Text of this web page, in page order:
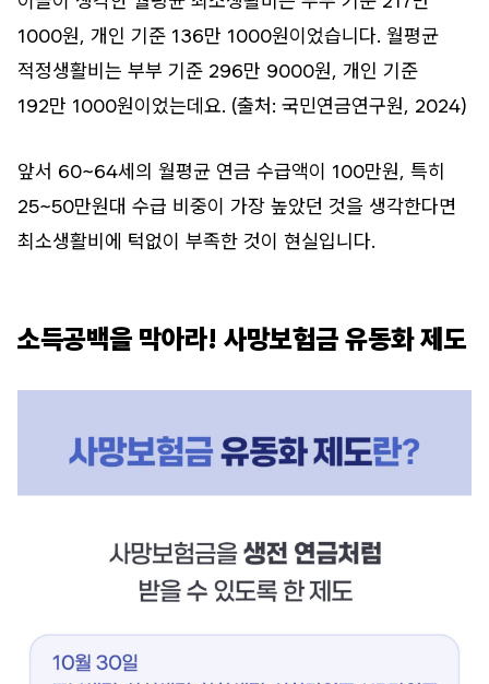
1000원, 개인 기준 136만 1000원이었습니다. 월평균
적정생활비는 부부 기준 296만 9000원, 개인 기준
192만 1000원이었는데요. (출처: 국민연금연구원, 2024)
앞서 60~64세의 월평균 연금 수급액이 100만원, 특히
25~50만원대 수급 비중이 가장 높았던 것을 생각한다면
최소생활비에 턱없이 부족한 것이 현실입니다.
소득공백을 막아라! 사망보험금 유동화 제도